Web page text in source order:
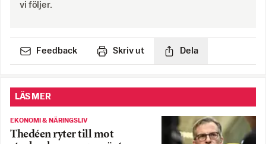
vi följer.
Feedback Skriv ut Dela
LÄS MER
EKONOMI & NÄRINGSLIV
Thedéen ryter till mot